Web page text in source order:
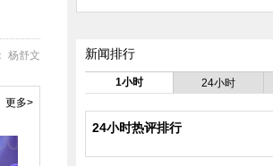
杨舒文
更多>
新闻排行
1小时 24小时
24小时热评排行